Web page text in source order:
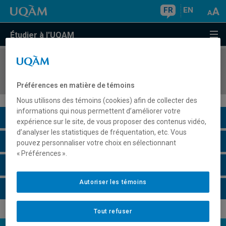
FR EN
Étudier à l'UQAM
COURS//
Description du cours
Horaire - Été 2026
Préférences en matière de témoins
Nous utilisons des témoins (cookies) afin de collecter des
informations qui nous permettent d’améliorer votre
expérience sur le site, de vous proposer des contenus vidéo,
d’analyser les statistiques de fréquentation, etc. Vous
pouvez personnaliser votre choix en sélectionnant
« Préférences ».
Tout refuser
Autoriser les témoins